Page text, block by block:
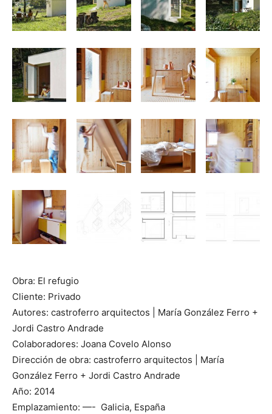
Obra: El refugio
Cliente: Privado
Autores: castroferro arquitectos | María González Ferro +
Jordi Castro Andrade
Colaboradores: Joana Covelo Alonso
Dirección de obra: castroferro arquitectos | María
González Ferro + Jordi Castro Andrade
Año: 2014
Emplazamiento: —- Galicia, España